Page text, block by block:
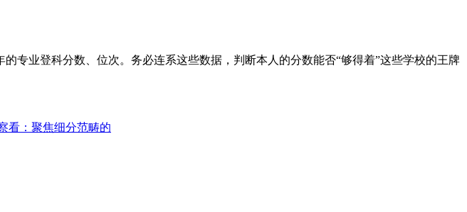
业登科分数、位次。务必连系这些数据，判断本人的分数能否“够得着”这些学校的王牌
看：聚焦细分范畴的